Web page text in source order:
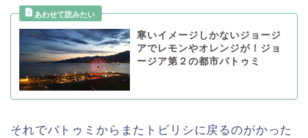
寒いイメージしかないジョージ
アでレモンやオレンジが！ジョ
ージア第２の都市バトゥミ
それでバトゥミからまたトビリシに戻るのがかった